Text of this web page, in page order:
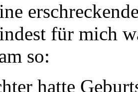
für mich
so:
hatte